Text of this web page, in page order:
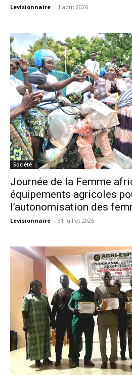
Levisionnaire - 1 août 2026
Société
Journée de la Femme
équipements agricoles
l’autonomisation des
Levisionnaire - 31 juillet 2026